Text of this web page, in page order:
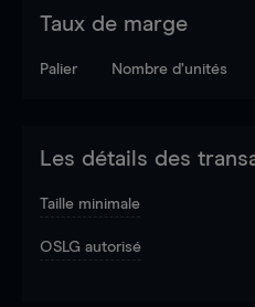
Taux de marge
Palier Nombre d’unités
Les détails des
Taille minimale
OSLG autorisé